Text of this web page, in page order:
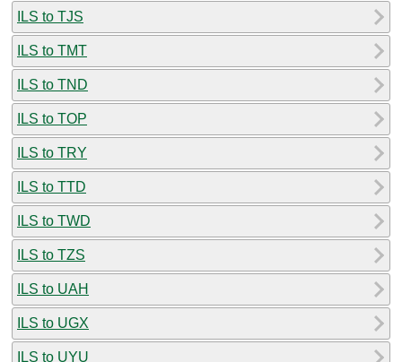
ILS to TJS
ILS to TMT
ILS to TND
ILS to TOP
ILS to TRY
ILS to TTD
ILS to TWD
ILS to TZS
ILS to UAH
ILS to UGX
ILS to UYU